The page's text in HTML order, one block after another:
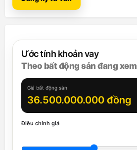
Ước tính khoản vay
Theo bất động sản đang xem
Giá bất động sản
36.500.000.000 đồng
Điều chỉnh giá